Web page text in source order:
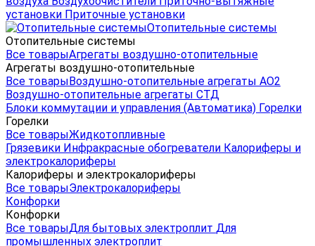
установки Приточные установки
Отопительные системы
Отопительные системы
Все товарыАгрегаты воздушно-отопительные
Агрегаты воздушно-отопительные
Все товарыВоздушно-отопительные агрегаты АО2
Воздушно-отопительные агрегаты СТД
Блоки коммутации и управления (Автоматика) Горелки
Горелки
Все товарыЖидкотопливные
Грязевики Инфракрасные обогреватели Калориферы и
электрокалориферы
Калориферы и электрокалориферы
Все товарыЭлектрокалориферы
Конфорки
Конфорки
Все товарыДля бытовых электроплит Для
промышленных электроплит